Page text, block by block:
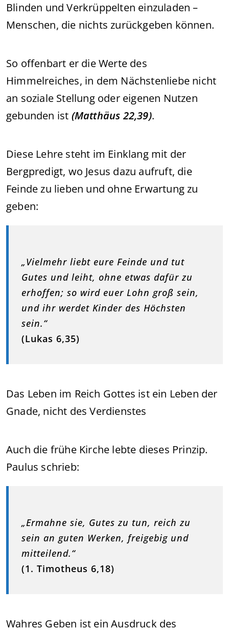
Blinden und Verkrüppelten einzuladen –
Menschen, die nichts zurückgeben können.
So offenbart er die Werte des
Himmelreiches, in dem Nächstenliebe nicht
an soziale Stellung oder eigenen Nutzen
gebunden ist (Matthäus 22,39).
Diese Lehre steht im Einklang mit der
Bergpredigt, wo Jesus dazu aufruft, die
Feinde zu lieben und ohne Erwartung zu
geben:
„Vielmehr liebt eure Feinde und tut
Gutes und leiht, ohne etwas dafür zu
erhoffen; so wird euer Lohn groß sein,
und ihr werdet Kinder des Höchsten
sein.“
(Lukas 6,35)
Das Leben im Reich Gottes ist ein Leben der
Gnade, nicht des Verdienstes
Auch die frühe Kirche lebte dieses Prinzip.
Paulus schrieb:
„Ermahne sie, Gutes zu tun, reich zu
sein an guten Werken, freigebig und
mitteilend.“
(1. Timotheus 6,18)
Wahres Geben ist ein Ausdruck des